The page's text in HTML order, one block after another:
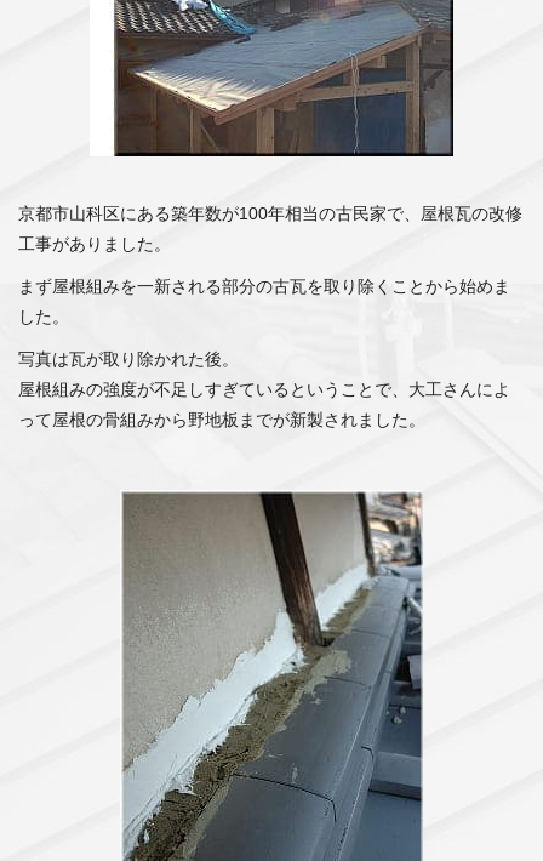
京都市山科区にある築年数が100年相当の古民家で、屋根瓦の改修
工事がありました。
まず屋根組みを一新される部分の古瓦を取り除くことから始めま
した。
写真は瓦が取り除かれた後。
屋根組みの強度が不足しすぎているということで、大工さんによ
って屋根の骨組みから野地板までが新製されました。